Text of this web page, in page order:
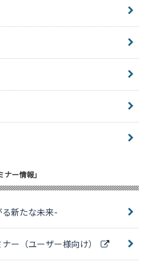
ナー情報」
新たな未来-
ー（ユーザー様向け）